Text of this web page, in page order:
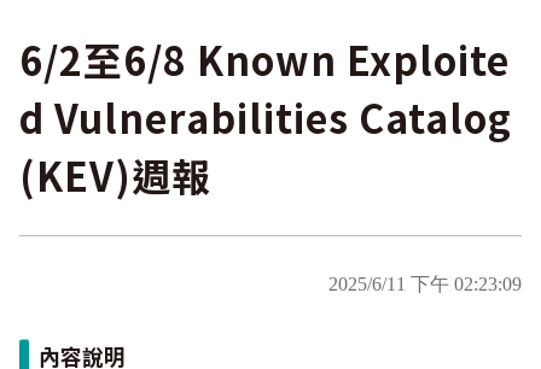
6/2至6/8 Known Exploite
d Vulnerabilities Catalog
(KEV)週報
2025/6/11 下午 02:23:09
內容說明